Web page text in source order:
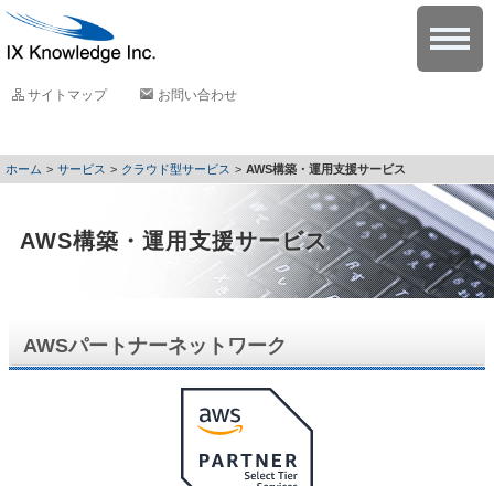
サイトマップ お問い合わせ
サービス クラウド型サービス AWS構築・運用支援サービス
AWS構築・運用支援サービス
AWSパートナーネットワーク